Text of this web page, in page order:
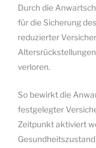
Durch die
für die Sicherung
reduzierter
verloren.
So bewirkt die
festgelegter
Zeitpunkt aktiviert